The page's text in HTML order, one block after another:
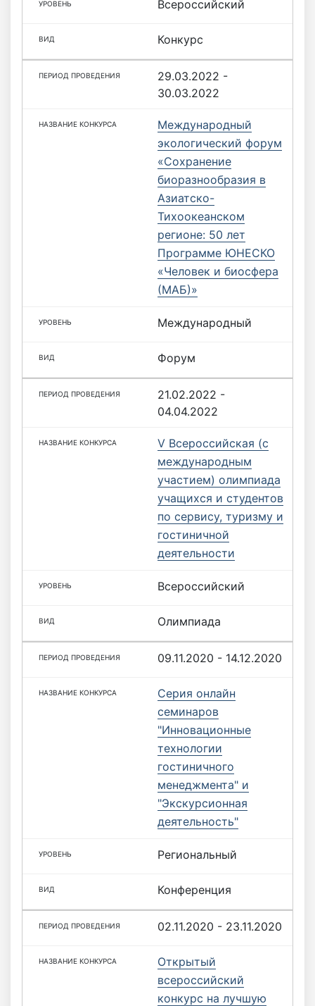
Всероссийский
Конкурс
29.03.2022 -
30.03.2022
Международный
экологический форум
«Сохранение
биоразнообразия в
Азиатско-
Тихоокеанском
регионе: 50 лет
Программе ЮНЕСКО
«Человек и биосфера
(МАБ)»
Международный
Форум
21.02.2022 -
04.04.2022
V Всероссийская (с
международным
участием) олимпиада
учащихся и студентов
по сервису, туризму и
гостиничной
деятельности
Всероссийский
Олимпиада
09.11.2020 - 14.12.2020
Серия онлайн
семинаров
"Инновационные
технологии
гостиничного
менеджмента" и
"Экскурсионная
деятельность"
Региональный
Конференция
02.11.2020 - 23.11.2020
Открытый
всероссийский
конкурс на лучшую